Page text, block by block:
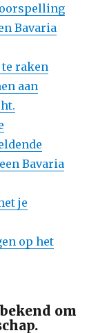
Bavaria
raken
aan
Bavaria
je
op het
om